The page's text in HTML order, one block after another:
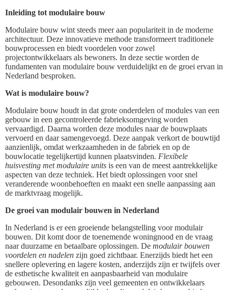
Inleiding tot modulaire bouw
Modulaire bouw wint steeds meer aan populariteit in de moderne
architectuur. Deze innovatieve methode transformeert traditionele
bouwprocessen en biedt voordelen voor zowel
projectontwikkelaars als bewoners. In deze sectie worden de
fundamenten van modulaire bouw verduidelijkt en de groei ervan in
Nederland besproken.
Wat is modulaire bouw?
Modulaire bouw houdt in dat grote onderdelen of modules van een
gebouw in een gecontroleerde fabrieksomgeving worden
vervaardigd. Daarna worden deze modules naar de bouwplaats
vervoerd en daar samengevoegd. Deze aanpak verkort de bouwtijd
aanzienlijk, omdat werkzaamheden in de fabriek en op de
bouwlocatie tegelijkertijd kunnen plaatsvinden. Flexibele
huisvesting met modulaire units is een van de meest aantrekkelijke
aspecten van deze techniek. Het biedt oplossingen voor snel
veranderende woonbehoeften en maakt een snelle aanpassing aan
de marktvraag mogelijk.
De groei van modulair bouwen in Nederland
In Nederland is er een groeiende belangstelling voor modulair
bouwen. Dit komt door de toenemende woningnood en de vraag
naar duurzame en betaalbare oplossingen. De modulair bouwen
voordelen en nadelen zijn goed zichtbaar. Enerzijds biedt het een
snellere oplevering en lagere kosten, anderzijds zijn er twijfels over
de esthetische kwaliteit en aanpasbaarheid van modulaire
gebouwen. Desondanks zijn veel gemeenten en ontwikkelaars